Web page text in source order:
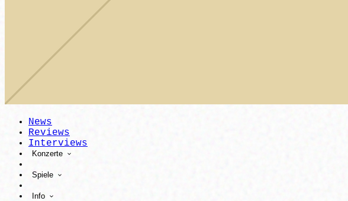
News
Reviews
Interviews
Konzerte
Spiele
Info